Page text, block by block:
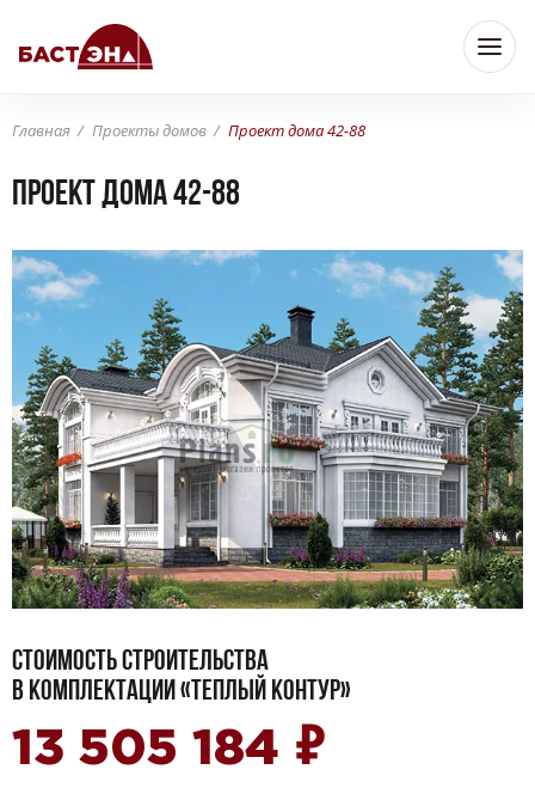
Главная Проекты домов Проект дома 42-88
Проект дома 42-88
СТОИМОСТЬ СТРОИТЕЛЬСТВА
В КОМПЛЕКТАЦИИ «ТЕПЛЫЙ КОНТУР»
13 505 184 ₽